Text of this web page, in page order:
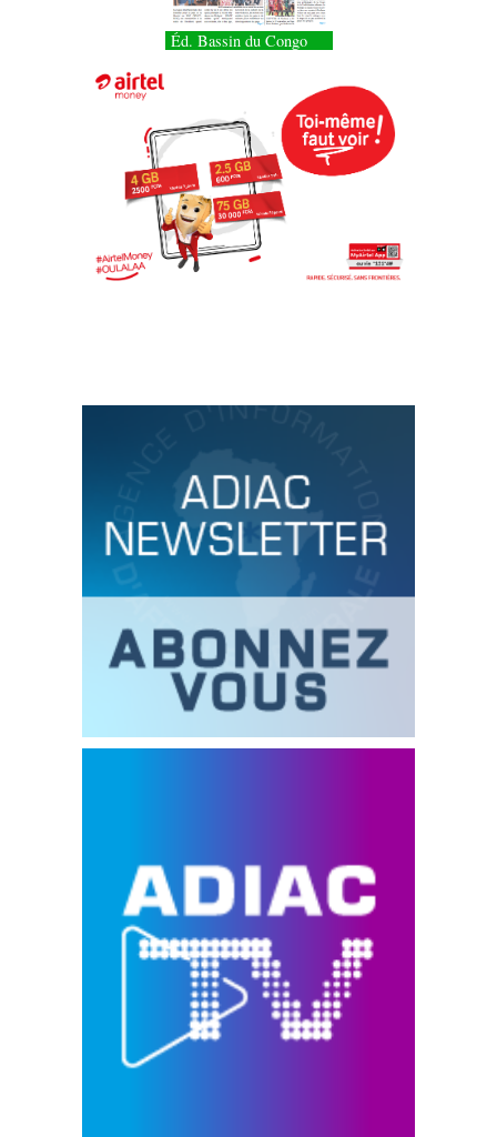
Éd. Bassin du Congo